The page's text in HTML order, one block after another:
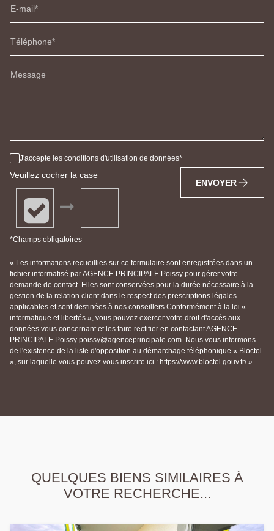
E-mail
Téléphone
Message
J'accepte les conditions d'utilisation de données
Veuillez cocher la case
*Champs obligatoires
ENVOYER
« Les informations recueillies sur ce formulaire sont enregistrées dans un
fichier informatisé par AGENCE PRINCIPALE Poissy pour gérer votre
demande de contact. Elles sont conservées pour la durée nécessaire à la
gestion de la relation client dans le respect des prescriptions légales
applicables et sont destinées à nos conseillers Conformément à la loi «
informatique et libertés », vous pouvez exercer votre droit d'accès aux
données vous concernant et les faire rectifier en contactant AGENCE
PRINCIPALE Poissy poissy@agenceprincipale.com. Nous vous informons
de l'existence de la liste d'opposition au démarchage téléphonique « Bloctel
», sur laquelle vous pouvez vous inscrire ici : https://www.bloctel.gouv.fr/ »
QUELQUES BIENS SIMILAIRES À
VOTRE RECHERCHE...